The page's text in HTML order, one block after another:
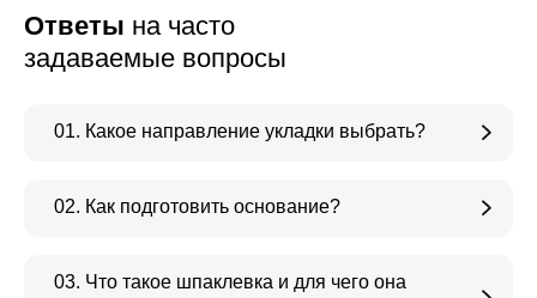
Ответы на часто
задаваемые вопросы
01. Какое направление укладки выбрать?
02. Как подготовить основание?
03. Что такое шпаклевка и для чего она